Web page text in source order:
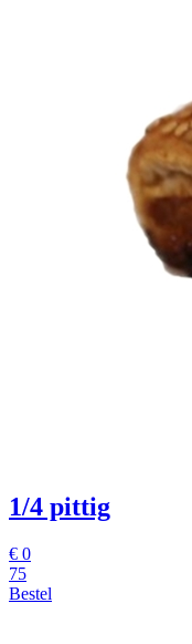
1/4 pittig
€ 0
75
Bestel